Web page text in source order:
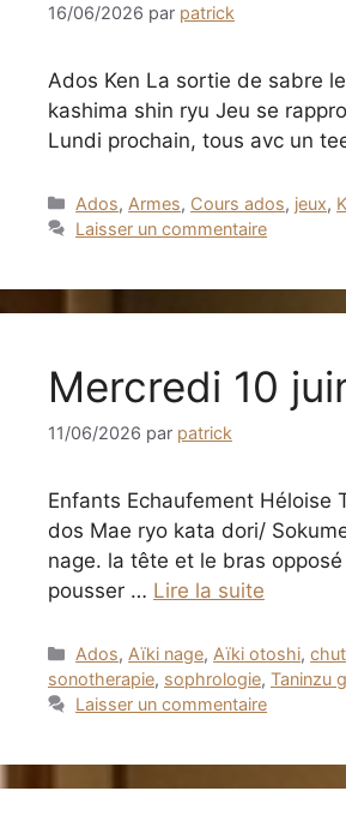
16/06/2026 par patrick
Ados Ken La sortie de sabre
kashima shin ryu Jeu se
Lundi prochain, tous avc un
Catégories
Ados, Armes, Cours ados, jeux,
Laisser un commentaire
Mercredi 10
11/06/2026 par patrick
Enfants Echaufement Héloise
dos Mae ryo kata dori/
nage. la tête et le bras
pousser … Lire la suite
Catégories
Ados, Aïki nage, Aïki otoshi,
sonotherapie, sophrologie, Taninzu
Laisser un commentaire